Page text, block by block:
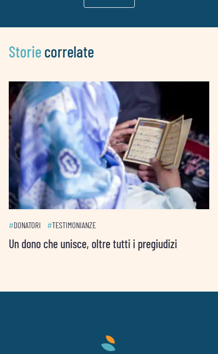
Storie correlate
#DONATORI #TESTIMONIANZE
Un dono che unisce, oltre tutti i pregiudizi